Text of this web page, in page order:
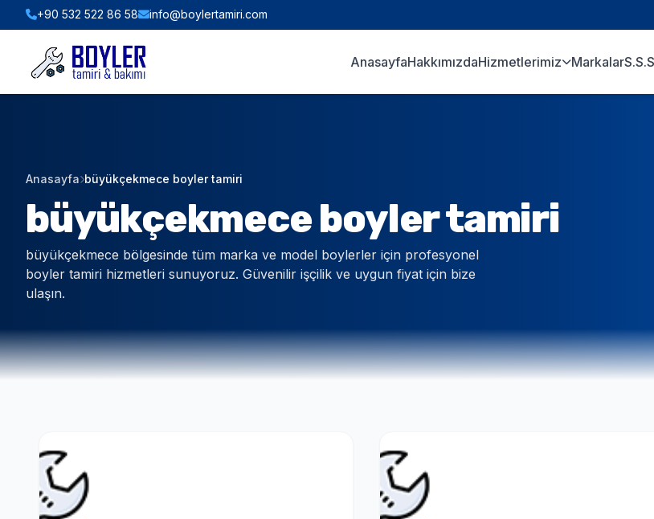
+90 532 522 86 58 info@boylertamiri.com
AnasayfaHakkımızdaHizmetlerimiz Markalar
Anasayfa büyükçekmece boyler tamiri
büyükçekmece boyler tamiri
büyükçekmece bölgesinde tüm marka ve model boylerler için profesyonel
boyler tamiri hizmetleri sunuyoruz. Güvenilir işçilik ve uygun fiyat için bize
ulaşın.
ANINDA FIYAT HESABI
Hızlı Teklif & Keşif Sihirbazı
2. BOYLER HACMI / TIPI
3. BULUNDUĞUNUZ İLÇE (İSTANBUL)
WHATSAPP İLE TEKLİF AL